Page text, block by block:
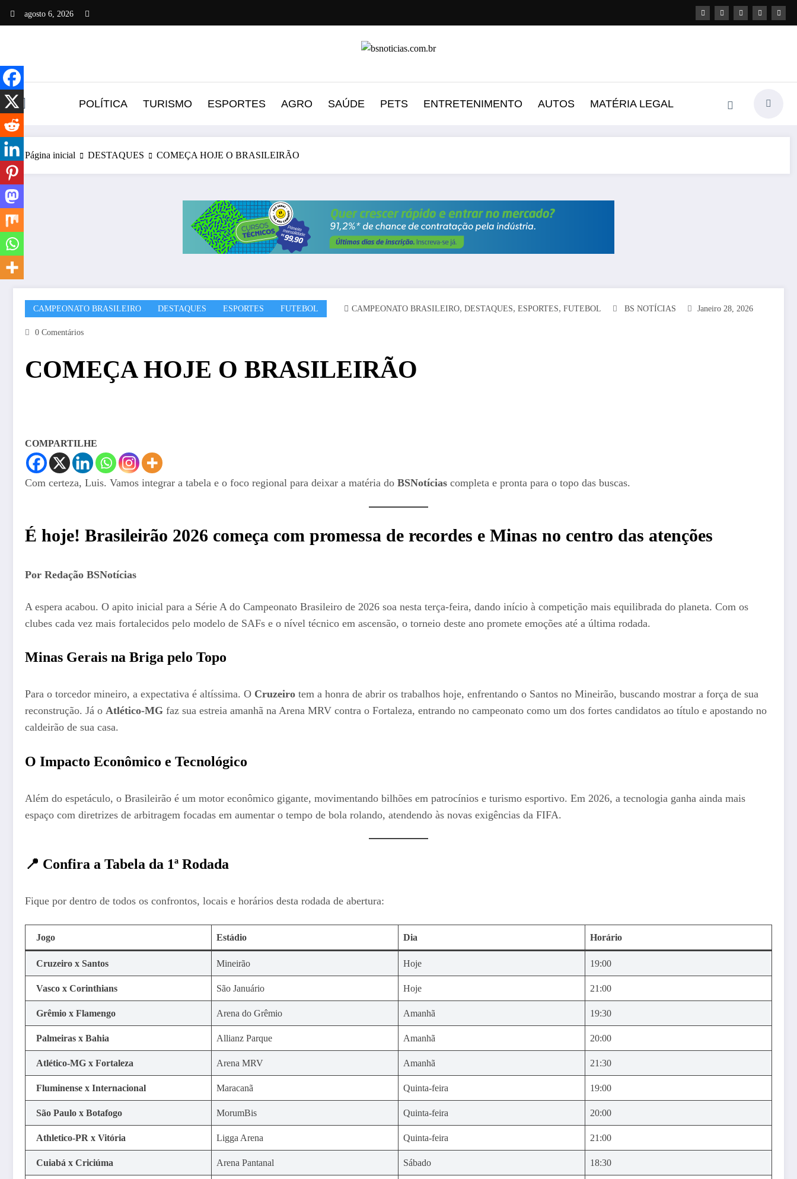
agosto 6, 2026
POLÍTICA TURISMO ESPORTES AGRO SAÚDE PETS ENTRETENIMENTO AUTOS MATÉRIA LEGAL
Página inicial DESTAQUES COMEÇA HOJE O BRASILEIRÃO
CAMPEONATO BRASILEIRO DESTAQUES ESPORTES FUTEBOL CAMPEONATO BRASILEIRO, DESTAQUES, ESPORTES, FUTEBOL BS NOTÍCIAS Janeiro 28, 2026
0 Comentários
COMEÇA HOJE O BRASILEIRÃO
COMPARTILHE
Com certeza, Luis. Vamos integrar a tabela e o foco regional para deixar a matéria do BSNotícias completa e pronta para o topo das buscas.
É hoje! Brasileirão 2026 começa com promessa de recordes e Minas no centro das atenções
Por Redação BSNotícias
A espera acabou. O apito inicial para a Série A do Campeonato Brasileiro de 2026 soa nesta terça-feira, dando início à competição mais equilibrada do planeta. Com os
clubes cada vez mais fortalecidos pelo modelo de SAFs e o nível técnico em ascensão, o torneio deste ano promete emoções até a última rodada.
Minas Gerais na Briga pelo Topo
Para o torcedor mineiro, a expectativa é altíssima. O Cruzeiro tem a honra de abrir os trabalhos hoje, enfrentando o Santos no Mineirão, buscando mostrar a força de sua
reconstrução. Já o Atlético-MG faz sua estreia amanhã na Arena MRV contra o Fortaleza, entrando no campeonato como um dos fortes candidatos ao título e apostando no
caldeirão de sua casa.
O Impacto Econômico e Tecnológico
Além do espetáculo, o Brasileirão é um motor econômico gigante, movimentando bilhões em patrocínios e turismo esportivo. Em 2026, a tecnologia ganha ainda mais
espaço com diretrizes de arbitragem focadas em aumentar o tempo de bola rolando, atendendo às novas exigências da FIFA.
📍 Confira a Tabela da 1ª Rodada
Fique por dentro de todos os confrontos, locais e horários desta rodada de abertura:
Jogo Estádio Dia Horário
Cruzeiro x Santos Mineirão Hoje 19:00
Vasco x Corinthians São Januário Hoje 21:00
Grêmio x Flamengo Arena do Grêmio Amanhã 19:30
Palmeiras x Bahia Allianz Parque Amanhã 20:00
Atlético-MG x Fortaleza Arena MRV Amanhã 21:30
Fluminense x Internacional Maracanã Quinta-feira 19:00
São Paulo x Botafogo MorumBis Quinta-feira 20:00
Athletico-PR x Vitória Ligga Arena Quinta-feira 21:00
Cuiabá x Criciúma Arena Pantanal Sábado 18:30